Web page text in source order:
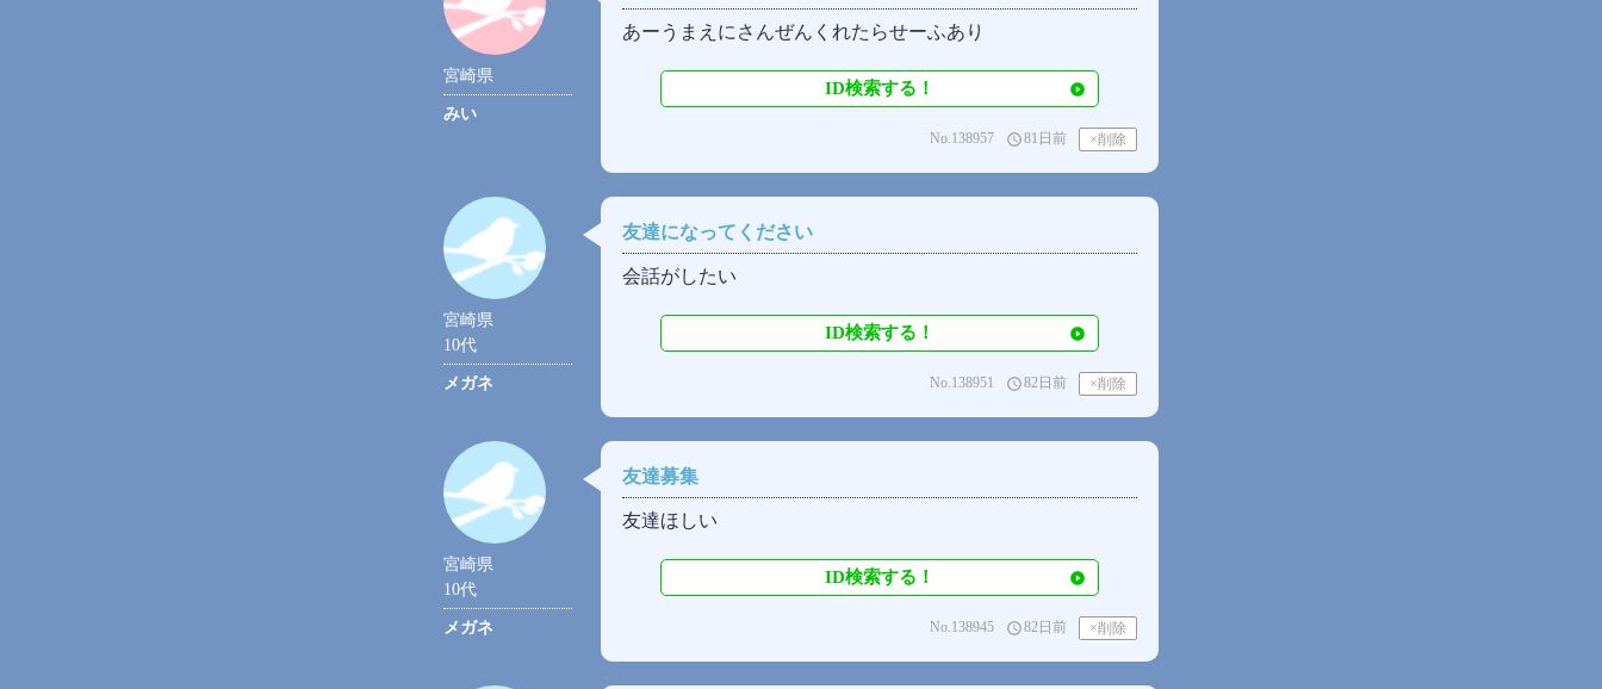
宮崎県
みい
あーうまえにさんぜんくれたらせーふあり
ID検索する！
access_time81日前
No.138957
宮崎県
10代
メガネ
友達になってください
会話がしたい
ID検索する！
access_time82日前
No.138951
宮崎県
10代
メガネ
友達募集
友達ほしい
ID検索する！
access_time82日前
No.138945